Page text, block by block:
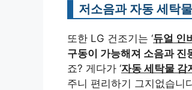
저소음과 자동 세탁
또한 LG 건조기는 ‘듀얼 인
구동이 가능해져 소음과 진
죠? 게다가 ‘자동 세탁물 감
주니 편리하기 그지없습니